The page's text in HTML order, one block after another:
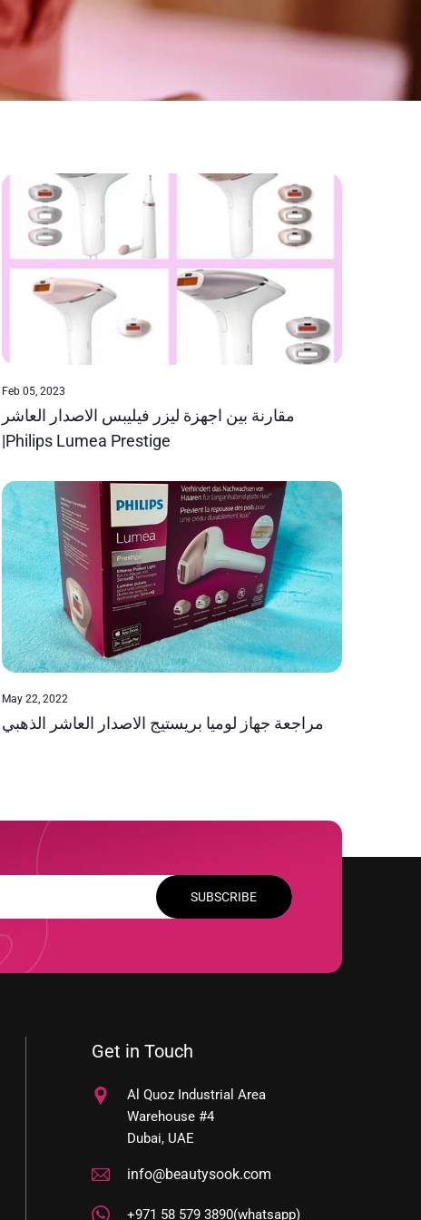
Feb 05, 2023
مقارنة بين اجهزة ليزر فيليبس الاصدار العاشر
|Philips Lumea Prestige
May 22, 2022
مراجعة جهاز لوميا بريستيج الاصدار العاشر الذهبي
SUBSCRIBE
Get in Touch
Al Quoz Industrial Area
Warehouse #4
Dubai, UAE
info@beautysook.com
+971 58 579 3890(whatsapp)